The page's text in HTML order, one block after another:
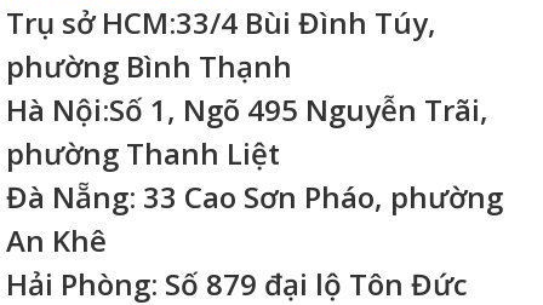
Trụ sở HCM:33/4 Bùi Đình Túy,
phường Bình Thạnh
Hà Nội:Số 1, Ngõ 495 Nguyễn Trãi,
phường Thanh Liệt
Đà Nẵng: 33 Cao Sơn Pháo, phường
An Khê
Hải Phòng: Số 879 đại lộ Tôn Đức